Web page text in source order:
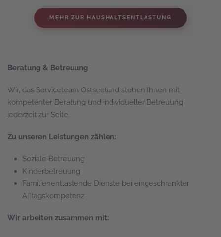
MEHR ZUR HAUSHALTSENTLASTUNG
Beratung & Betreuung
Wir, das Serviceteam Ostseeland stehen Ihnen mit
kompetenter Beratung und individueller Betreuung
jederzeit zur Seite.
Zu unseren Leistungen zählen:
Soziale Betreuung
Kinderbetreuung
Familienentlastende Dienste bei eingeschränkter
Alltagskompetenz
Wir arbeiten zusammen mit: